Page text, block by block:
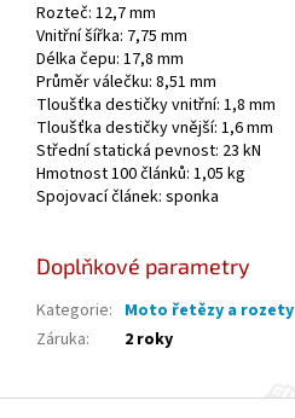
Rozteč: 12,7 mm
Vnitřní šířka: 7,75 mm
Délka čepu: 17,8 mm
Průměr válečku: 8,51 mm
Tloušťka destičky vnitřní: 1,8 mm
Tloušťka destičky vnější: 1,6 mm
Střední statická pevnost: 23 kN
Hmotnost 100 článků: 1,05 kg
Spojovací článek: sponka
Doplňkové parametry
Kategorie: Moto řetězy a rozety
Záruka: 2 roky